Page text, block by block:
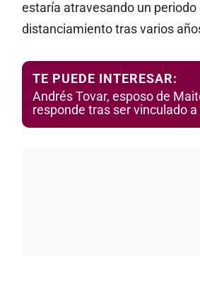
estaría atravesando un periodo
distanciamiento tras varios
TE PUEDE INTERESAR:
Andrés Tovar, esposo de
responde tras ser vinculado